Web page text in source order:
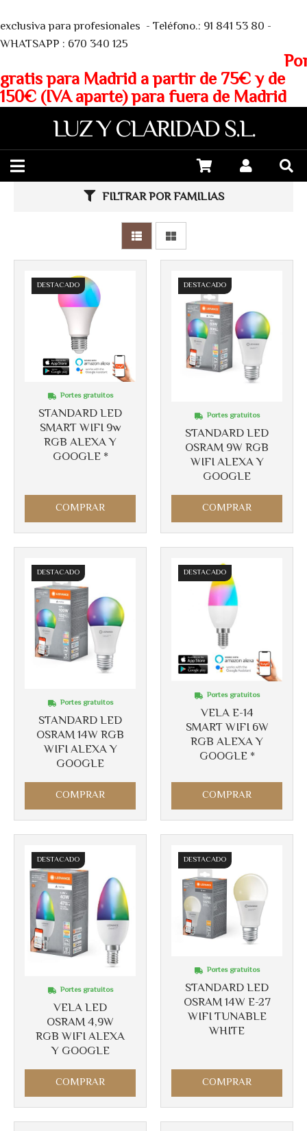
exclusiva para profesionales - Teléfono.: 91 841 53 80 -
WHATSAPP : 670 340 125
gratis para Madrid a partir de 75€ y de
150€ (IVA aparte) para fuera de Madrid
LUZ Y CLARIDAD S.L.
FILTRAR POR FAMILIAS
DESTACADO
STANDARD LED
SMART WIFI 9w
RGB ALEXA Y
GOOGLE *
Portes gratuitos
COMPRAR
DESTACADO
STANDARD LED
OSRAM 9W RGB
WIFI ALEXA Y
GOOGLE
Portes gratuitos
COMPRAR
DESTACADO
STANDARD LED
OSRAM 14W RGB
WIFI ALEXA Y
GOOGLE
Portes gratuitos
COMPRAR
DESTACADO
VELA E-14
SMART WIFI 6W
RGB ALEXA Y
GOOGLE *
Portes gratuitos
COMPRAR
DESTACADO
VELA LED
OSRAM 4,9W
RGB WIFI ALEXA
Y GOOGLE
Portes gratuitos
COMPRAR
DESTACADO
STANDARD LED
OSRAM 14W E-27
WIFI TUNABLE
WHITE
Portes gratuitos
COMPRAR
Más info Más info
Más info
Más info
Más info
Más info